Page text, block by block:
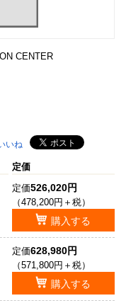
CENTER
いね
定価
定価526,020円
（478,200円＋税）
購入する
定価628,980円
（571,800円＋税）
購入する